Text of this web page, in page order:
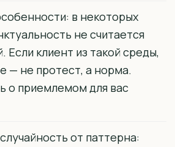
в некоторых
не считается
Если клиент из такой среды,
— не протест, а норма.
о приемлемом для вас
от паттерна: